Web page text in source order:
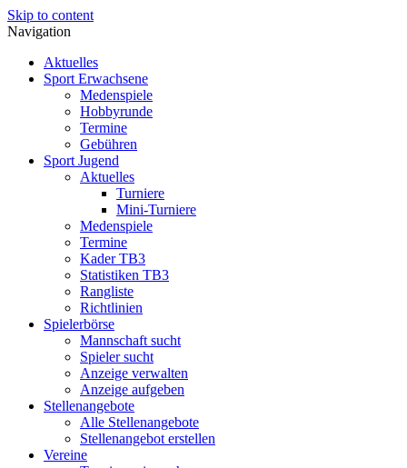
Skip to content
Navigation
Aktuelles
Sport Erwachsene
Medenspiele
Hobbyrunde
Termine
Gebühren
Sport Jugend
Aktuelles
Turniere
Mini-Turniere
Medenspiele
Termine
Kader TB3
Statistiken TB3
Rangliste
Richtlinien
Spielerbörse
Mannschaft sucht
Spieler sucht
Anzeige verwalten
Anzeige aufgeben
Stellenangebote
Alle Stellenangebote
Stellenangebot erstellen
Vereine